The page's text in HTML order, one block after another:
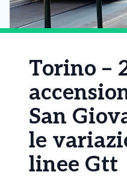
Torino –
San
le
linee Gtt